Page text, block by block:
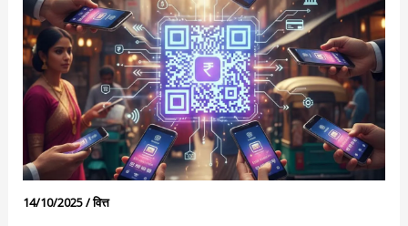
14/10/2025/वित्त